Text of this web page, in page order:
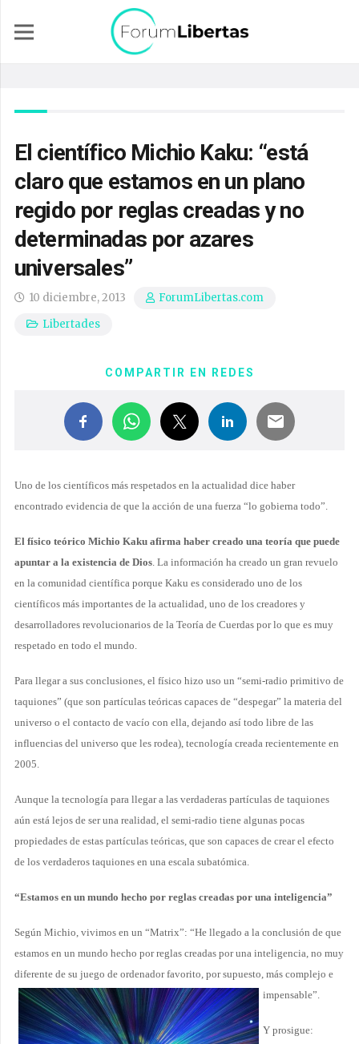
El científico Michio Kaku: “está
claro que estamos en un plano
regido por reglas creadas y no
determinadas por azares
universales”
10 diciembre, 2013
ForumLibertas.com
Libertades
COMPARTIR EN REDES
Uno de los científicos más respetados en la actualidad dice haber
encontrado evidencia de que la acción de una fuerza “lo gobierna todo”.
El físico teórico Michio Kaku afirma haber creado una teoría que puede
apuntar a la existencia de Dios. La información ha creado un gran revuelo
en la comunidad científica porque Kaku es considerado uno de los
científicos más importantes de la actualidad, uno de los creadores y
desarrolladores revolucionarios de la Teoría de Cuerdas por lo que es muy
respetado en todo el mundo.
Para llegar a sus conclusiones, el físico hizo uso un “semi-radio primitivo de
taquiones” (que son partículas teóricas capaces de “despegar” la materia del
universo o el contacto de vacío con ella, dejando así todo libre de las
influencias del universo que les rodea), tecnología creada recientemente en
2005.
Aunque la tecnología para llegar a las verdaderas partículas de taquiones
aún está lejos de ser una realidad, el semi-radio tiene algunas pocas
propiedades de estas partículas teóricas, que son capaces de crear el efecto
de los verdaderos taquiones en una escala subatómica.
“Estamos en un mundo hecho por reglas creadas por una inteligencia”
Según Michio, vivimos en un “Matrix”: “He llegado a la conclusión de que
estamos en un mundo hecho por reglas creadas por una inteligencia, no muy
diferente de su juego de ordenador favorito, porsupuesto, más complejo e
impensable”.
Y prosigue: